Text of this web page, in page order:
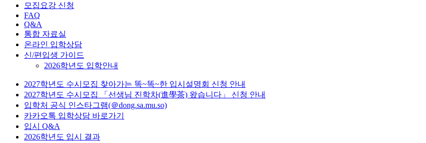
모집요강 신청
FAQ
Q&A
통합 자료실
온라인 입학상담
신/편입생 가이드
2026학년도 입학안내
2027학년도 수시모집 찾아가는 똑~똑~한 입시설명회 신청 안내
2027학년도 수시모집 「선생님 진학차(進學茶) 왔습니다」 신청 안내
입학처 공식 인스타그램(＠dong.sa.mu.so)
카카오톡 입학상담 바로가기
입시 Q&A
2026학년도 입시 결과